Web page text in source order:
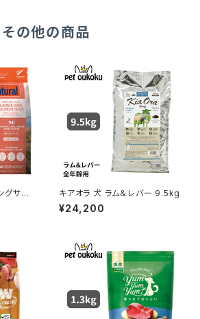
その他の商品
グサー
キアオラ 犬 ラム＆レバー 9.5kg
¥24,200